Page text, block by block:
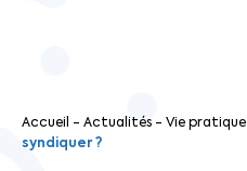
Accueil - Actualités - Vie pratique
syndiquer ?